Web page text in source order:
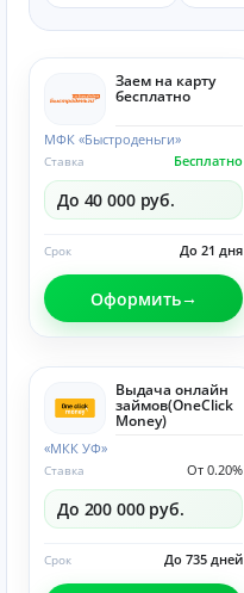
Заем на карту
бесплатно
МФК «Быстроденьги»
Бесплатно
Ставка
До 40 000 руб.
До 21 дня
Срок
Оформить
Выдача онлайн
займов(OneClick
Money)
«МКК УФ»
От 0.20%
Ставка
До 200 000 руб.
До 735 дней
Срок